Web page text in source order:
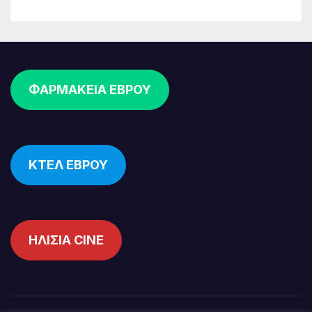
ΦΑΡΜΑΚΕΙΑ ΕΒΡΟΥ
ΚΤΕΛ ΕΒΡΟΥ
ΗΛΙΣΙΑ CINE